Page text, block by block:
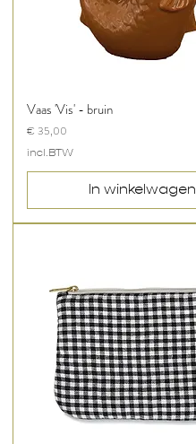
Vaas 'Vis' - bruin
Prijs
€ 35,00
incl.BTW
In winkelwagen